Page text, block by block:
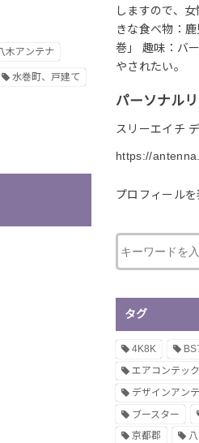
木アンテナ
水巻町、戸建て
しますので、
きな食べ物：
巻」 趣味：バ
やされたい。
パーソナル
スリーエイチ
https://
プロフィール
タグ
4K8K
エアコンテック
デザインアン
ブースター
京都郡